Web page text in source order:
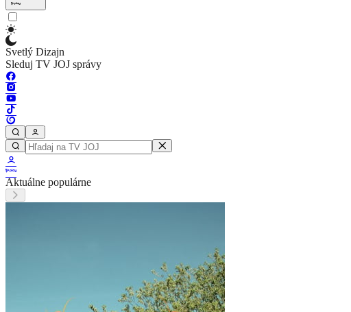
Svetlý Dizajn
Sleduj TV JOJ správy
Aktuálne populárne